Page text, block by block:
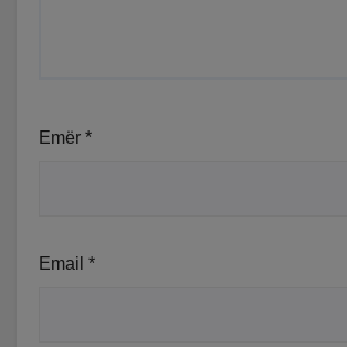
Emër *
Email *